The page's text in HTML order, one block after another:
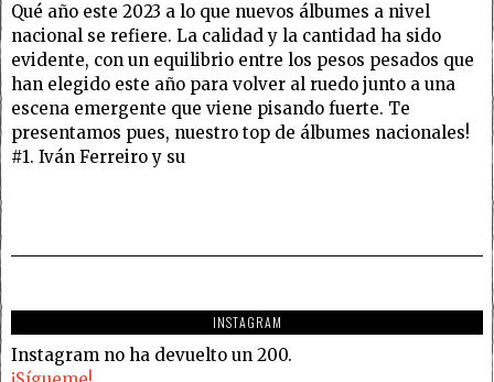
Qué año este 2023 a lo que nuevos álbumes a nivel
nacional se refiere. La calidad y la cantidad ha sido
evidente, con un equilibrio entre los pesos pesados que
han elegido este año para volver al ruedo junto a una
escena emergente que viene pisando fuerte. Te
presentamos pues, nuestro top de álbumes nacionales!
#1. Iván Ferreiro y su
INSTAGRAM
Instagram no ha devuelto un 200.